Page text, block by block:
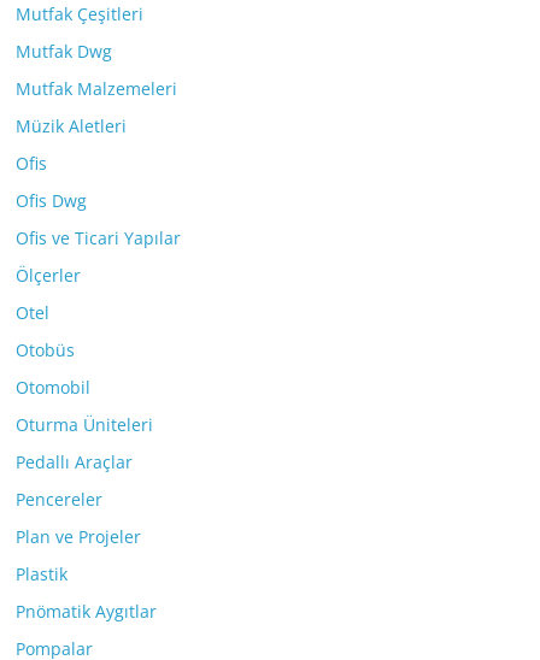
Mutfak Çeşitleri
Mutfak Dwg
Mutfak Malzemeleri
Müzik Aletleri
Ofis
Ofis Dwg
Ofis ve Ticari Yapılar
Ölçerler
Otel
Otobüs
Otomobil
Oturma Üniteleri
Pedallı Araçlar
Pencereler
Plan ve Projeler
Plastik
Pnömatik Aygıtlar
Pompalar